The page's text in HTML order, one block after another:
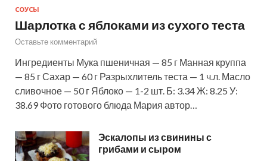
СОУСЫ
Шарлотка с яблоками из сухого теста
Оставьте комментарий
Ингредиенты Мука пшеничная — 85 г Манная круппа
— 85 г Сахар — 60 г Разрыхлитель теста — 1 ч.л. Масло
сливочное — 50 г Яблоко — 1-2 шт. Б: 3.34 Ж: 8.25 У:
38.69 Фото готового блюда Мария автор…
Эскалопы из свинины с
грибами и сыром